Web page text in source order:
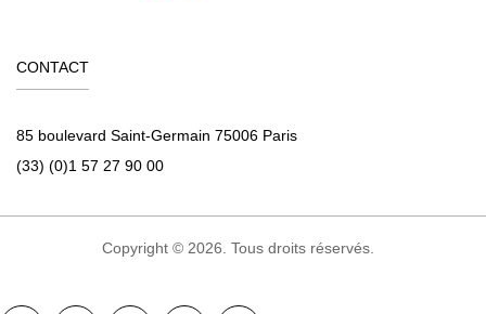
CONTACT
85 boulevard Saint-Germain 75006 Paris
(33) (0)1 57 27 90 00
Copyright © 2026. Tous droits réservés.